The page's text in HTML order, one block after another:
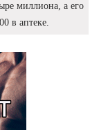
миллиона, а его
в аптеке.